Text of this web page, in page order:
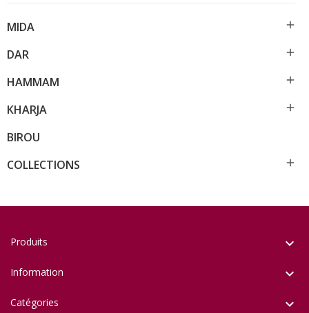
MIDA 
DAR 
HAMMAM 
KHARJA 
BIROU
COLLECTIONS

Produits 
Information 
Catégories 